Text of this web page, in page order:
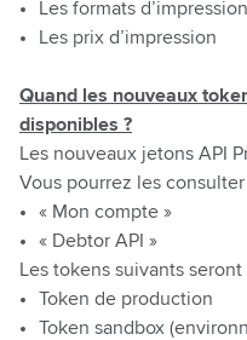
Les formats d’impression
Les prix d’impression
Quand les nouveaux
disponibles ?
Les nouveaux jetons API
Vous pourrez les
« Mon compte »
« Debtor API »
Les tokens suivants seront
Token de production
Token sandbox